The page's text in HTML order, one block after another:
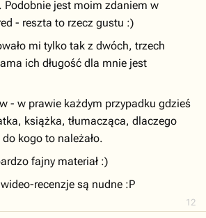
12
Podobnie jest moim zdaniem w
- reszta to rzecz gustu :)
mi tylko tak z dwóch, trzech
ich długość dla mnie jest
- w prawie każdym przypadku gdzieś
książka, tłumacząca, dlaczego
kogo to należało.
fajny materiał :)
recenzje są nudne :P